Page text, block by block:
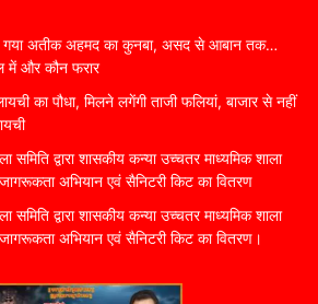
गया अतीक अहमद का कुनबा, असद से आबान तक…
में और कौन फरार
का पौधा, मिलने लगेंगी ताजी फलियां, बाजार से नहीं
समिति द्वारा शासकीय कन्या उच्चतर माध्यमिक शाला
अभियान एवं सैनिटरी किट का वितरण
समिति द्वारा शासकीय कन्या उच्चतर माध्यमिक शाला
अभियान एवं सैनिटरी किट का वितरण।